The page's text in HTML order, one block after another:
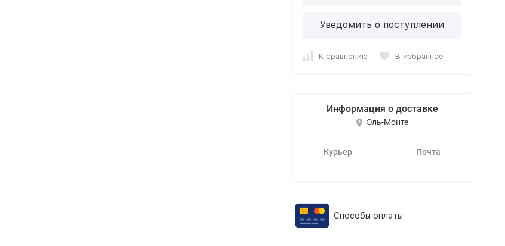
Уведомить о поступлении
К сравнению В избранное
Информация о доставке
Эль-Монте
Курьер Почта
Способы оплаты